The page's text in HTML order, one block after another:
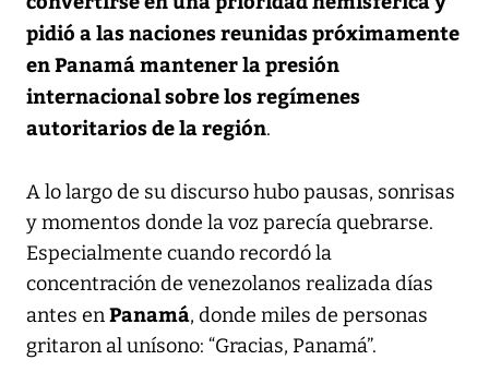
pidió a las naciones reunidas próximamente
en Panamá mantener la presión
internacional sobre los regímenes
autoritarios de la región.
A lo largo de su discurso hubo pausas, sonrisas
y momentos donde la voz parecía quebrarse.
Especialmente cuando recordó la
concentración de venezolanos realizada días
antes enPanamá, donde miles de personas
gritaron al unísono: “Gracias, Panamá”.